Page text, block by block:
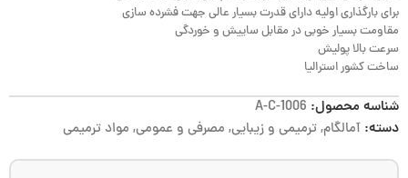
برای بارگذاری اولیه دارای قدرت بسیار عالی جهت فشرده سازی
مقاومت بسیار خوبی در مقابل ساییش و خوردگی
سرعت بالا پولیش
ساخت کشور استرالیا
شناسه محصول: A-C-1006
دسته: آمالگام,ترمیمی و زیبایی, مصرفی و عمومی, مواد ترمیمی